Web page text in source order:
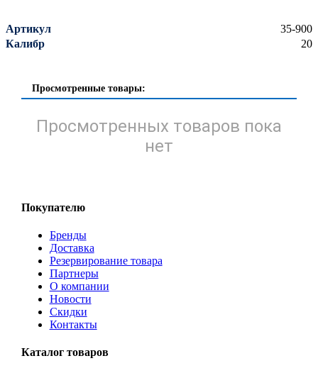
Артикул
35-900
Калибр
20
Просмотренные товары:
Просмотренных товаров пока
нет
Покупателю
Бренды
Доставка
Резервирование товара
Партнеры
О компании
Новости
Скидки
Контакты
Каталог товаров